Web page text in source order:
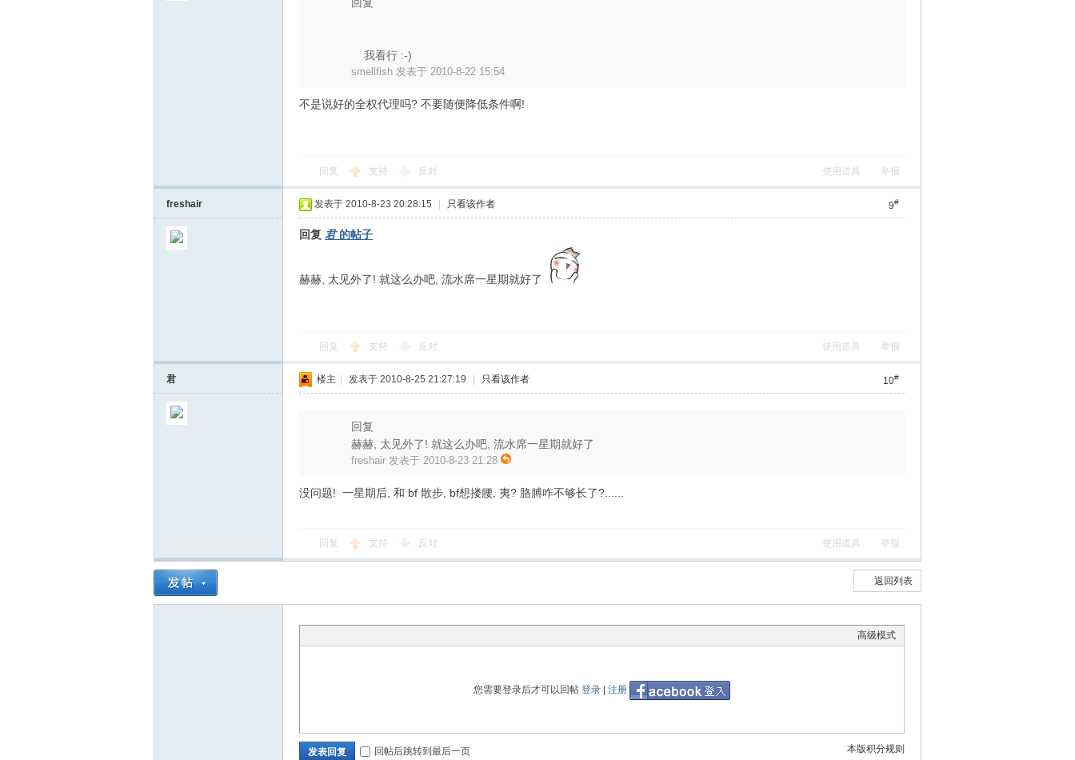
滑
我看行 :-)
smellfish 发表于 2010-8-22 15:54
不是说好的全权代理吗? 不要随便降低条件啊!
回复 支持 反对 使用道具 举报
freshair 9#
发表于 2010-8-23 20:28:15 只看该作者
回复 君的帖子
赫赫, 太见外了! 就这么办吧, 流水席一星期就好了
回复 支持 反对 使用道具 举报
君 10#
楼主 发表于 2010-8-25 21:27:19 只看该作者
回复
赫赫, 太见外了! 就这么办吧, 流水席一星期就好了
freshair 发表于 2010-8-23 21:28
没问题! 一星期后, 和 bf 散步, bf想搂腰, 夷? 胳膊咋不够长了?......
回复 支持 反对 使用道具 举报
返回列表
高级模式
您需要登录后才可以回帖 登录 注册
本版积分规则
发表回复 回帖后跳转到最后一页